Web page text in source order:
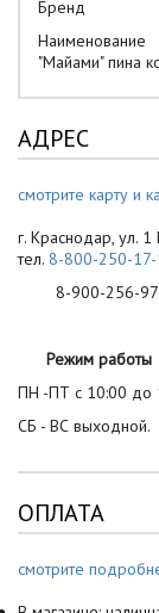
Бренд
"Майами" пина
АДРЕС
смотрите карту и
г. Краснодар, ул.
тел. 8-800-250-
8-900-256-
Режим работы
ПН -ПТ с 10:00 до
СБ - ВС выходной.
ОПЛАТА
смотрите